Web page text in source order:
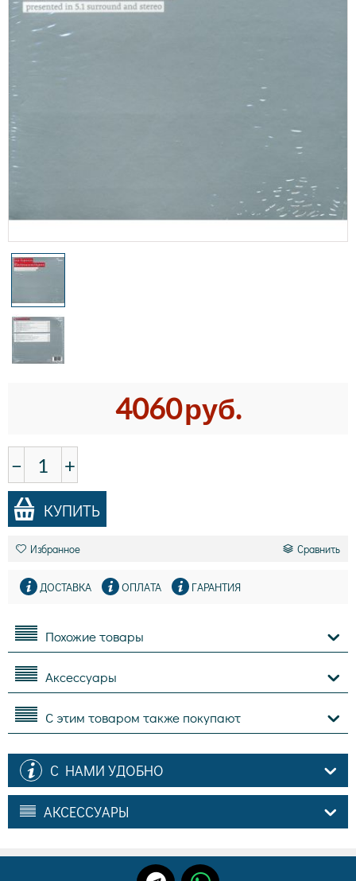
4060руб.
− +
КУПИТЬ
Избранное Сравнить
ДОСТАВКА ОПЛАТА ГАРАНТИЯ
Похожие товары
Аксессуары
С этим товаром также покупают
С НАМИ УДОБНО
АКСЕССУАРЫ